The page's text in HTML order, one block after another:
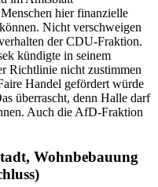
hier finanzielle
Nicht verschweigen
der CDU-Fraktion.
kündigte in seinem
Richtlinie nicht zustimmen
Handel gefördert würde
überrascht, denn Halle darf
Auch die AfD-Fraktion
Wohnbebauung